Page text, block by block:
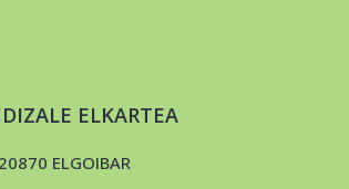
ELKARTEA
ELGOIBAR